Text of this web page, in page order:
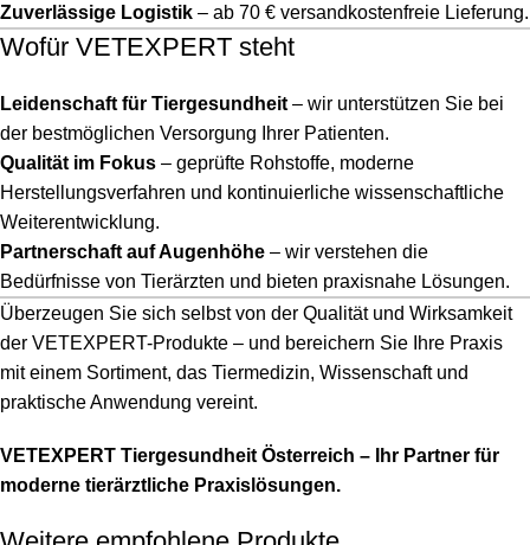
Zuverlässige Logistik – ab 70 € versandkostenfreie Lieferung.
Wofür VETEXPERT steht
Leidenschaft für Tiergesundheit – wir unterstützen Sie bei
der bestmöglichen Versorgung Ihrer Patienten.
Qualität im Fokus – geprüfte Rohstoffe, moderne
Herstellungsverfahren und kontinuierliche wissenschaftliche
Weiterentwicklung.
Partnerschaft auf Augenhöhe – wir verstehen die
Bedürfnisse von Tierärzten und bieten praxisnahe Lösungen.
Überzeugen Sie sich selbst von der Qualität und Wirksamkeit
der VETEXPERT-Produkte – und bereichern Sie Ihre Praxis
mit einem Sortiment, das Tiermedizin, Wissenschaft und
praktische Anwendung vereint.
VETEXPERT Tiergesundheit Österreich – Ihr Partner für
moderne tierärztliche Praxislösungen.